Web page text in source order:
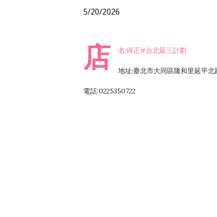
5/20/2026
店 名:得正#台北延三計劃
地址:臺北市大同區隆和里延平北
電話:0225350722